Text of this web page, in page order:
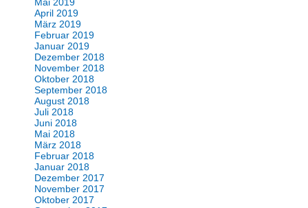
April 2019
März 2019
Februar 2019
Januar 2019
Dezember 2018
November 2018
Oktober 2018
September 2018
August 2018
Juli 2018
Juni 2018
Mai 2018
März 2018
Februar 2018
Januar 2018
Dezember 2017
November 2017
Oktober 2017